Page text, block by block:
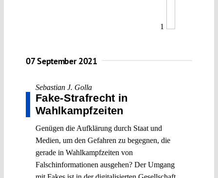
1
07 September 2021
Sebastian J. Golla
Fake-Strafrecht in
Wahlkampfzeiten
Genügen die Aufklärung durch Staat und
Medien, um den Gefahren zu begegnen, die
gerade in Wahlkampfzeiten von
Falschinformationen ausgehen? Der Umgang